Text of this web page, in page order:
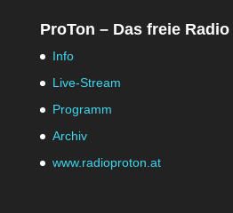
ProTon – Das freie Radio
Info
Live-Stream
Programm
Archiv
www.radioproton.at